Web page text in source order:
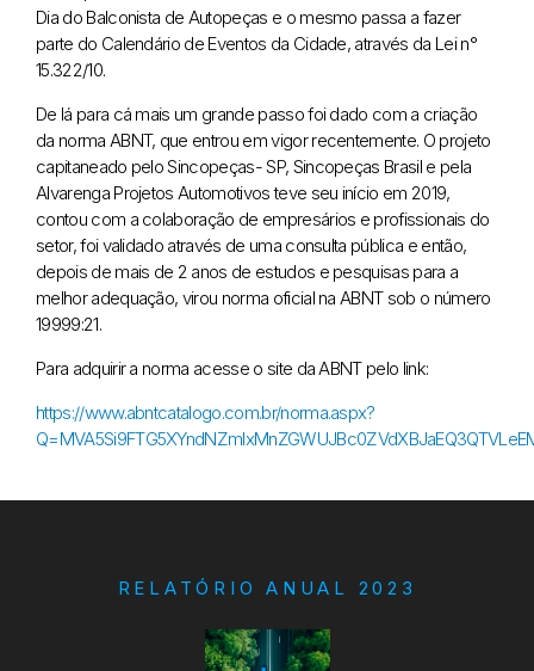
Dia do Balconista de Autopeças e o mesmo passa a fazer
parte do Calendário de Eventos da Cidade, através da Lei n°
15.322/10.
De lá para cá mais um grande passo foi dado com a criação
da norma ABNT, que entrou em vigor recentemente. O projeto
capitaneado pelo Sincopeças- SP, Sincopeças Brasil e pela
Alvarenga Projetos Automotivos teve seu início em 2019,
contou com a colaboração de empresários e profissionais do
setor, foi validado através de uma consulta pública e então,
depois de mais de 2 anos de estudos e pesquisas para a
melhor adequação, virou norma oficial na ABNT sob o número
19999:21.
Para adquirir a norma acesse o site da ABNT pelo link:
https://www.abntcatalogo.com.br/norma.aspx?
RELATÓRIO ANUAL 2023